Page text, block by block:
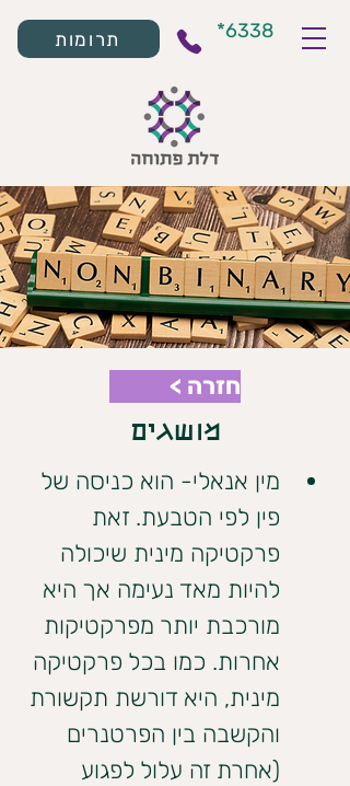
*6338 תרומות
חזרה >
מושגים
מין אנאלי- הוא כניסה של
פין לפי הטבעת. זאת
פרקטיקה מינית שיכולה
להיות מאד נעימה אך היא
מורכבת יותר מפרקטיקות
אחרות. כמו בכל פרקטיקה
מינית, היא דורשת תקשורת
והקשבה בין הפרטנרים
(אחרת זה עלול לפגוע